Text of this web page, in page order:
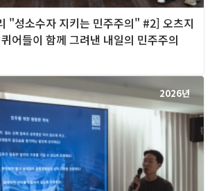
"성소수자 지키는 민주주의" #2] 오츠지
어들이 함께 그려낸 내일의 민주주의
2026년